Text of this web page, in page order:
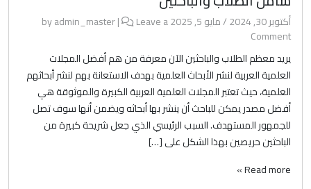
أكتوبر 30, 2024 /مايو 5, 2025 admin_master|
Leave a
Comment
يريد معظم الطلاب والباحثين الآن معرفة من هم أفضل المجلات
العلمية العربية لنشر الأبحاث العلمية بهدف الاستعانة بهم لنشر أبحاثهم
العلمية، حيث تعتبر المجلات العلمية العربية الكبيرة والموثوقة هي
أفضل مصدر يمكن للباحث أن ينشر بها أبحاثه ويضمن أنها سوف تصل
للجمهور المستهدف. السبب الرئيسي الذي جعل شريحة كبيرة من
الباحثين حريصين بهذا الشكل على […]
Read more »